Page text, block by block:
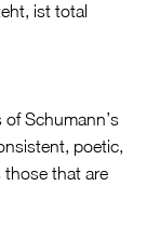
ist total
Schumann’s
poetic,
those that are